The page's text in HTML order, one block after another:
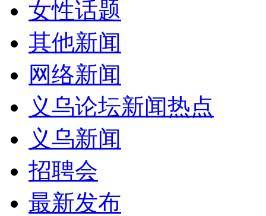
女性话题
其他新闻
网络新闻
义乌论坛新闻热点
义乌新闻
招聘会
最新发布